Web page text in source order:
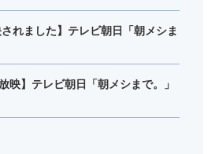
されました】テレビ朝日「朝メシま
映】テレビ朝日「朝メシまで。」